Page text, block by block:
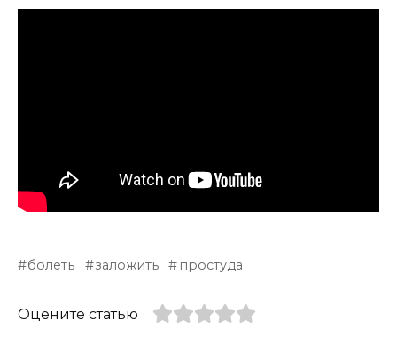
болеть заложить простуда
Оцените статью